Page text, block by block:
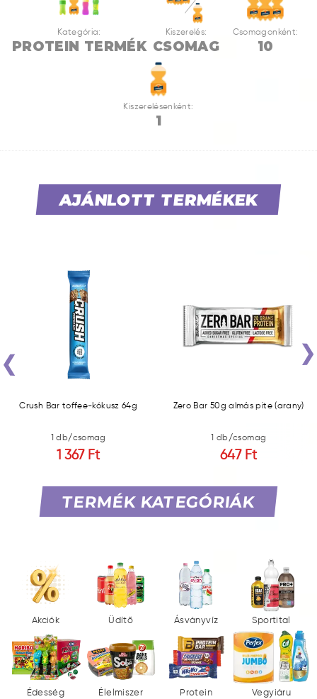
Kategória:
PROTEIN TERMÉK
Kiszerelés:
CSOMAG
Csomagonként:
10
Kiszerelésenként:
1
AJÁNLOTT TERMÉKEK
Crush Bar toffee-kókusz 64g
1 db/csomag
1 367 Ft
Zero Bar 50g almás pite (arany)
1 db/csomag
647 Ft
‹ ›
TERMÉK KATEGÓRIÁK
Akciók Üdítő Ásványvíz Sportital
Édesség Élelmiszer Protein Vegyiáru